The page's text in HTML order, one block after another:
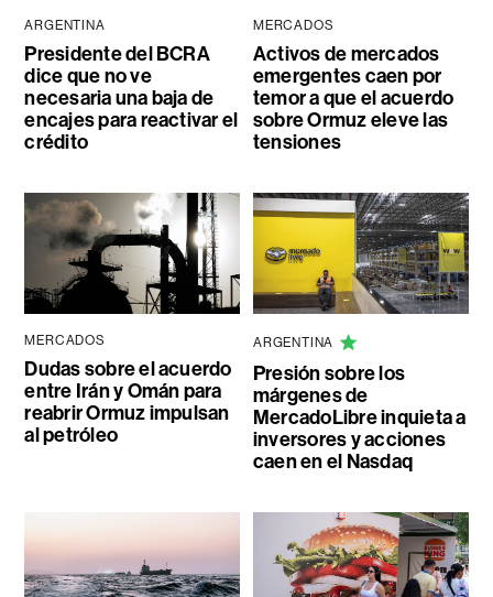
ARGENTINA
Presidente del BCRA
dice que no ve
necesaria una baja de
encajes para reactivar el
crédito
MERCADOS
Activos de mercados
emergentes caen por
temor a que el acuerdo
sobre Ormuz eleve las
tensiones
MERCADOS
Dudas sobre el acuerdo
entre Irán y Omán para
reabrir Ormuz impulsan
al petróleo
ARGENTINA
Presión sobre los
márgenes de
MercadoLibre inquieta a
inversores y acciones
caen en el Nasdaq